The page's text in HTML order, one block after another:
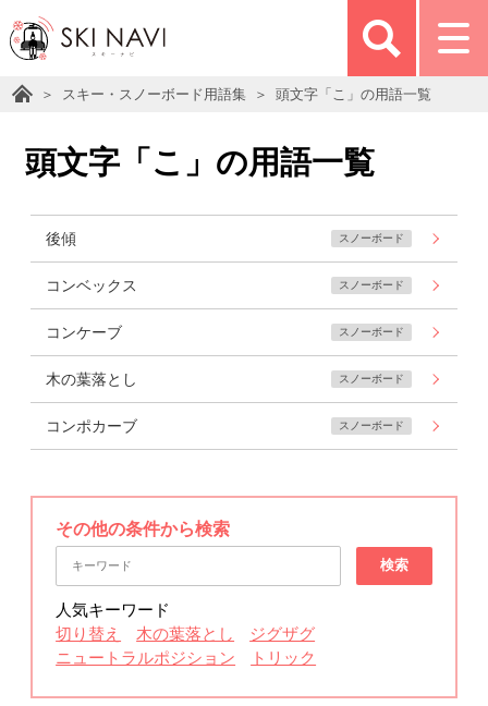
スキー・スノーボード用語集 頭文字「こ」の用語一覧
頭文字「こ」の用語一覧
後傾 スノーボード
コンベックス スノーボード
コンケーブ スノーボード
木の葉落とし スノーボード
コンポカーブ スノーボード
その他の条件から検索
検索
人気キーワード
切り替え
木の葉落とし
ジグザグ
ニュートラルポジション
トリック